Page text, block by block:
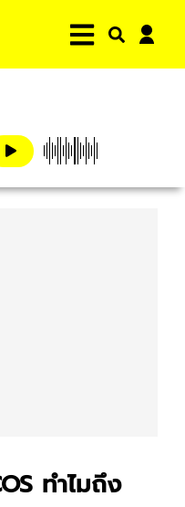
ทำไมถึง